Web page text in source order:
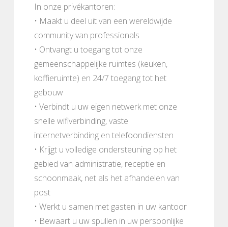
In onze privékantoren:
• Maakt u deel uit van een wereldwijde
community van professionals
• Ontvangt u toegang tot onze
gemeenschappelijke ruimtes (keuken,
koffieruimte) en 24/7 toegang tot het
gebouw
• Verbindt u uw eigen netwerk met onze
snelle wifiverbinding, vaste
internetverbinding en telefoondiensten
• Krijgt u volledige ondersteuning op het
gebied van administratie, receptie en
schoonmaak, net als het afhandelen van
post
• Werkt u samen met gasten in uw kantoor
• Bewaart u uw spullen in uw persoonlijke